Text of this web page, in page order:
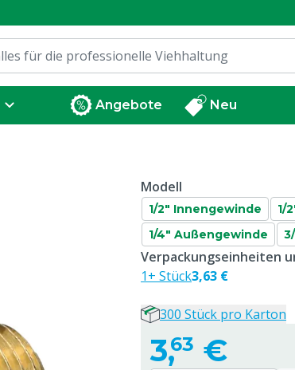
Angebote Neu
Modell
1/2" Innengewinde 1/
1/4" Außengewinde
3,63 €
Verpackungseinheiten
1+ Stück3,63 €
300 Stück pro Karton